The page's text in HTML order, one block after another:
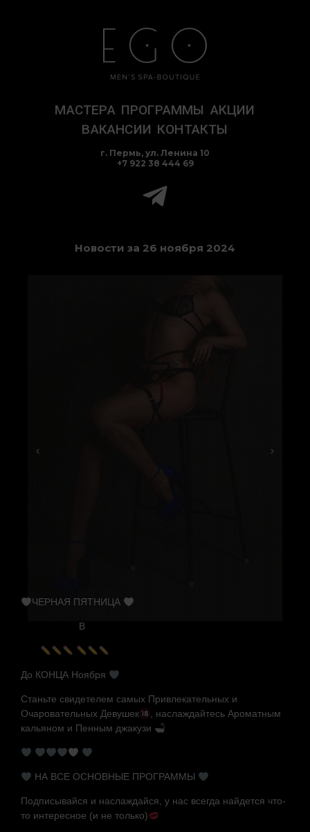
МАСТЕРА ПРОГРАММЫ АКЦИИ
ВАКАНСИИ КОНТАКТЫ
г. Пермь, ул. Ленина 10
+7 922 38 444 69
Новости за 26 ноября 2024
ЧЕРНАЯ ПЯТНИЦА
В
До КОНЦА Ноября
Станьте свидетелем самых Привлекательных и
Очаровательных Девушек
, наслаждайтесь Ароматным
кальяном и Пенным джакузи
НА ВСЕ ОСНОВНЫЕ ПРОГРАММЫ
Подписывайся и наслаждайся, у нас всегда найдется что-
то интересное (и не только)